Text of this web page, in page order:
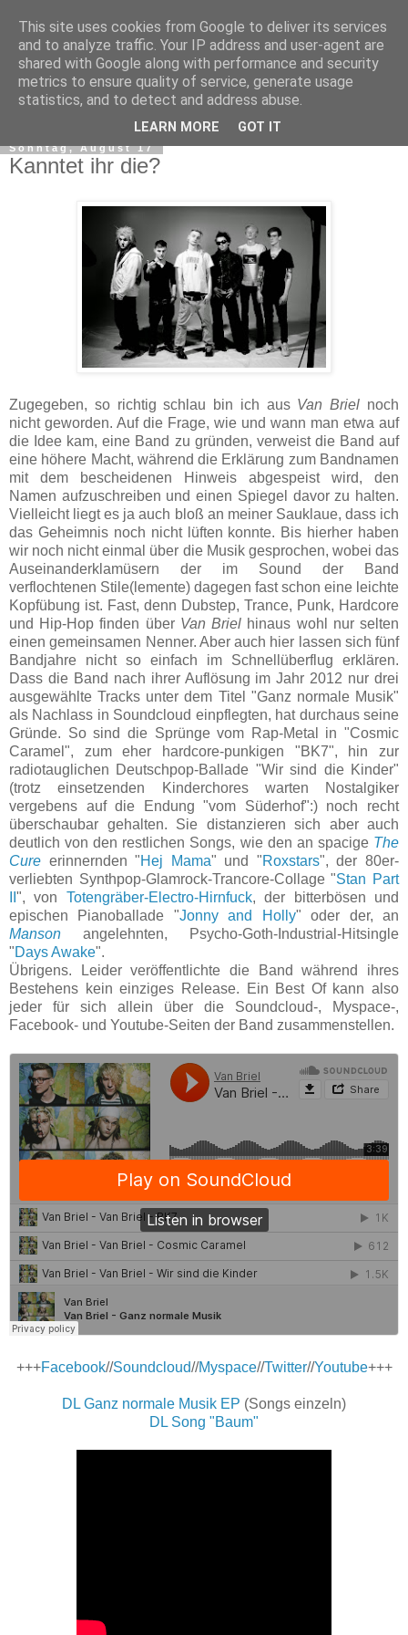
Sonntag, August 17
Kanntet ihr die?
Zugegeben, so richtig schlau bin ich aus Van Briel noch
nicht geworden. Auf die Frage, wie und wann man etwa auf
die Idee kam, eine Band zu gründen, verweist die Band auf
eine höhere Macht, während die Erklärung zum Bandnamen
mit dem bescheidenen Hinweis abgespeist wird, den
Namen aufzuschreiben und einen Spiegel davor zu halten.
Vielleicht liegt es ja auch bloß an meiner Sauklaue, dass ich
das Geheimnis noch nicht lüften konnte. Bis hierher haben
wir noch nicht einmal über die Musik gesprochen, wobei das
Auseinanderklamüsern der im Sound der Band
verflochtenen Stile(lemente) dagegen fast schon eine leichte
Kopfübung ist. Fast, denn Dubstep, Trance, Punk, Hardcore
und Hip-Hop finden über Van Briel hinaus wohl nur selten
einen gemeinsamen Nenner. Aber auch hier lassen sich fünf
Bandjahre nicht so einfach im Schnellüberflug erklären.
Dass die Band nach ihrer Auflösung im Jahr 2012 nur drei
ausgewählte Tracks unter dem Titel "Ganz normale Musik"
als Nachlass in Soundcloud einpflegten, hat durchaus seine
Gründe. So sind die Sprünge vom Rap-Metal in "Cosmic
Caramel", zum eher hardcore-punkigen "BK7", hin zur
radiotauglichen Deutschpop-Ballade "Wir sind die Kinder"
(trotz einsetzenden Kinderchores warten Nostalgiker
vergebens auf die Endung "vom Süderhof":) noch recht
überschaubar gehalten. Sie distanzieren sich aber auch
deutlich von den restlichen Songs, wie den an spacige The
Cure erinnernden "Hej Mama" und "Roxstars", der 80er-
verliebten Synthpop-Glamrock-Trancore-Collage "Stan Part
", von Totengräber-Electro-Hirnfuck, der bitterbösen und
epischen Pianoballade "Jonny and Holly" oder der, an
Manson angelehnten, Psycho-Goth-Industrial-Hitsingle
"Days Awake".
Übrigens. Leider veröffentlichte die Band während ihres
Bestehens kein einziges Release. Ein Best Of kann also
jeder für sich allein über die Soundcloud-, Myspace-,
Facebook- und Youtube-Seiten der Band zusammenstellen.
+++Facebook//Soundcloud//Myspace//Twitter//Youtube+++
DL Ganz normale Musik EP (Songs einzeln)
DL Song "Baum"
This site uses cookies from Google to deliver its services
and to analyze traffic. Your IP address and user-agent are
shared with Google along with performance and security
metrics to ensure quality of service, generate usage
statistics, and to detect and address abuse.
LEARN MORE GOT IT